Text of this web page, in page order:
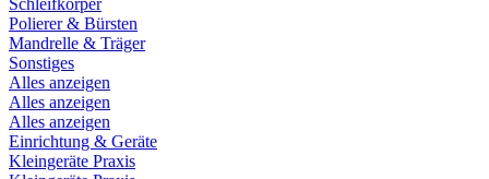
Schleifkörper
Polierer & Bürsten
Mandrelle & Träger
Sonstiges
Alles anzeigen
Alles anzeigen
Alles anzeigen
Einrichtung & Geräte
Kleingeräte Praxis